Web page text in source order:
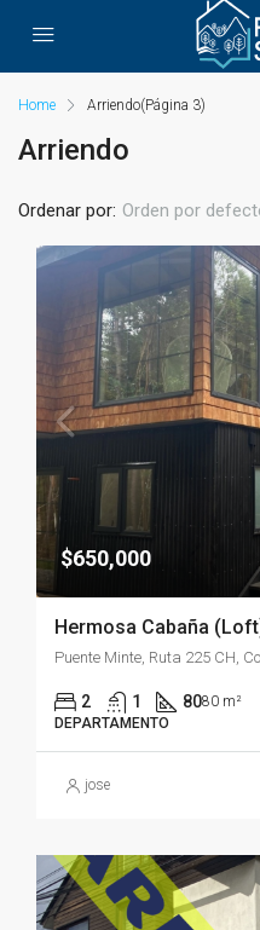
Home Arriendo(Página 3)
Arriendo
Ordenar por: Orden por
$650,000
2 1 8080 m²
DEPARTAMENTO
jose